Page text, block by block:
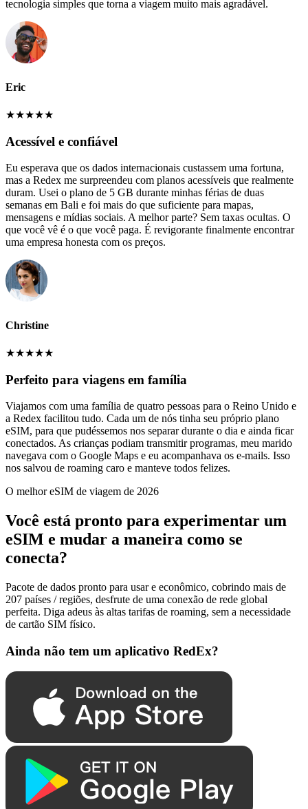
tecnologia simples que torna a viagem muito mais agradável.
Eric
★★★★★
Acessível e confiável
Eu esperava que os dados internacionais custassem uma fortuna,
mas a Redex me surpreendeu com planos acessíveis que realmente
duram. Usei o plano de 5 GB durante minhas férias de duas
semanas em Bali e foi mais do que suficiente para mapas,
mensagens e mídias sociais. A melhor parte? Sem taxas ocultas. O
que você vê é o que você paga. É revigorante finalmente encontrar
uma empresa honesta com os preços.
Christine
★★★★★
Perfeito para viagens em família
Viajamos com uma família de quatro pessoas para o Reino Unido e
a Redex facilitou tudo. Cada um de nós tinha seu próprio plano
eSIM, para que pudéssemos nos separar durante o dia e ainda ficar
conectados. As crianças podiam transmitir programas, meu marido
navegava com o Google Maps e eu acompanhava os e-mails. Isso
nos salvou de roaming caro e manteve todos felizes.
O melhor eSIM de viagem de 2026
Você está pronto para experimentar um
eSIM e mudar a maneira como se
conecta?
Pacote de dados pronto para usar e econômico, cobrindo mais de
207 países / regiões, desfrute de uma conexão de rede global
perfeita. Diga adeus às altas tarifas de roaming, sem a necessidade
de cartão SIM físico.
Ainda não tem um aplicativo RedEx?